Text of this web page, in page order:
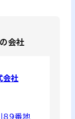
会社
会社
９番地